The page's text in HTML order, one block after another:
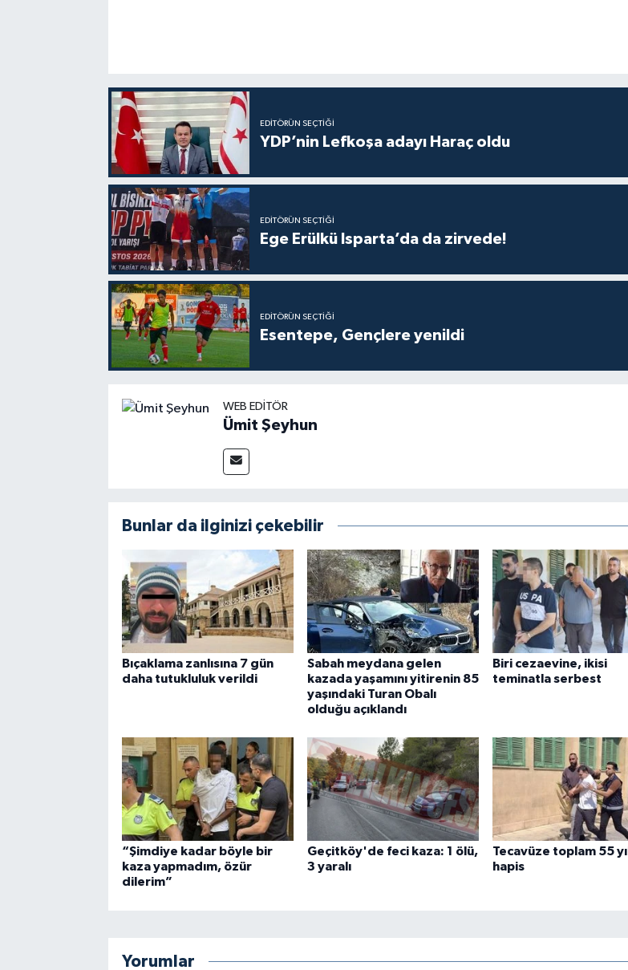
EDITÖRÜN SEÇTIĞI
YDP’nin Lefkoşa adayı Haraç oldu
EDITÖRÜN SEÇTIĞI
Ege Erülkü Isparta’da da zirvede!
EDITÖRÜN SEÇTIĞI
Esentepe, Gençlere yenildi
WEB EDITÖR
Ümit Şeyhun
Bunlar da ilginizi çekebilir
Bıçaklama zanlısına 7 gün
daha tutukluluk verildi
Sabah meydana gelen
kazada yaşamını yitirenin 85
yaşındaki Turan Obalı
olduğu açıklandı
Biri cezaevine, ikisi
teminatla serbest
“Şimdiye kadar böyle bir
kaza yapmadım, özür
dilerim”
Geçitköy'de feci kaza: 1 ölü,
3 yaralı
Tecavüze toplam 55 yıl
hapis
Yorumlar